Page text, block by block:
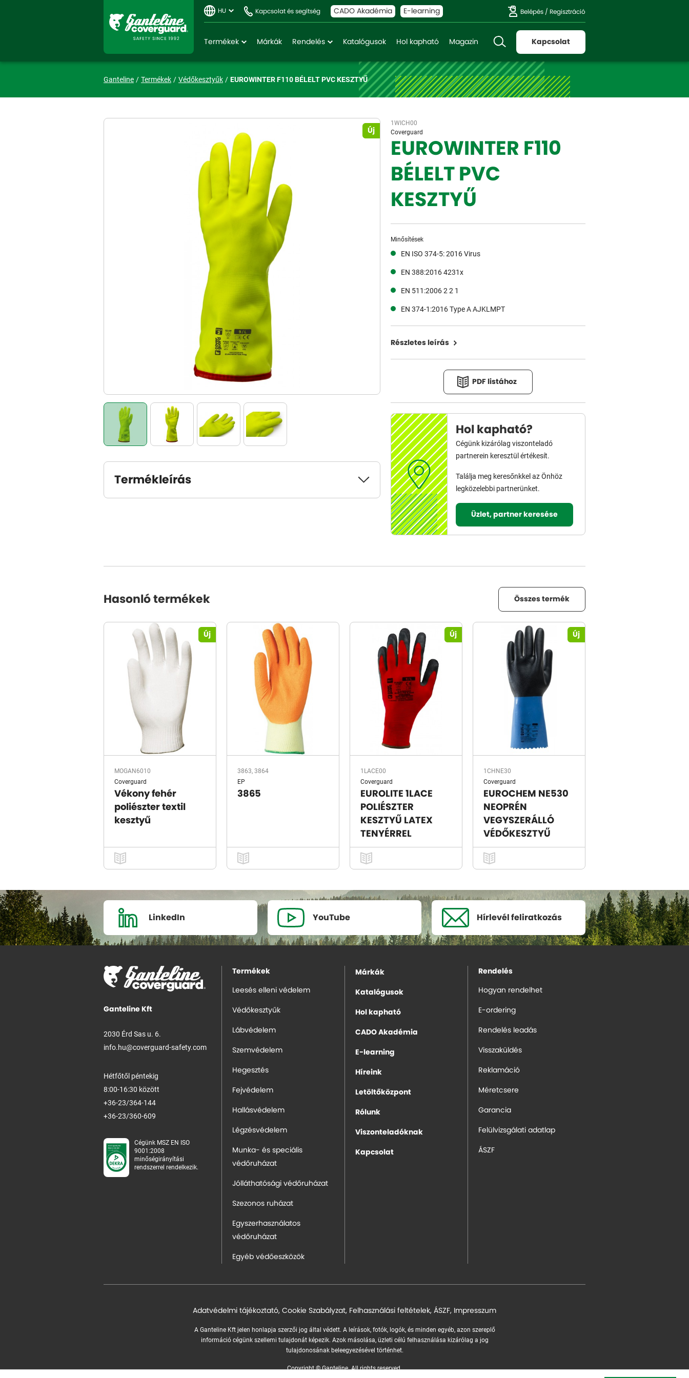
HU Kapcsolat és segítség CADO Akadémia E-learning Belépés / Regisztráció
Termékek Márkák Rendelés Katalógusok Hol kapható Magazin Kapcsolat
Ganteline Termékek Védőkesztyűk EUROWINTER F110 BÉLELT PVC KESZTYŰ
Új
Termékleírás
1WICH00
Coverguard
EUROWINTER F110
BÉLELT PVC
KESZTYŰ
Minősítések
EN ISO 374-5: 2016 Virus
EN 388:2016 4231x
EN 511:2006 2 2 1
EN 374-1:2016 Type A AJKLMPT
Részletes leírás
PDF listához
Hol kapható?
Cégünk kizárólag viszonteladó
partnerein keresztül értékesít.
Találja meg keresőnkkel az Önhöz
legközelebbi partnerünket.
Üzlet, partner keresése
Hasonló termékek Összes termék
Új
MOGAN6010
Coverguard
Vékony fehér
poliészter textil
kesztyű
3863, 3864
EP
3865
Új
1LACE00
Coverguard
EUROLITE 1LACE
POLIÉSZTER
KESZTYŰ LATEX
TENYÉRREL
Új
1CHNE30
Coverguard
EUROCHEM NE530
NEOPRÉN
VEGYSZERÁLLÓ
VÉDŐKESZTYŰ
LinkedIn YouTube Hírlevél feliratkozás
Ganteline Kft
2030 Érd Sas u. 6.
info.hu@coverguard-safety.com
Hétfőtől péntekig
8:00-16:30 között
+36-23/364-144
+36-23/360-609
Cégünk MSZ EN ISO
9001:2008
minőségirányítási
rendszerrel rendelkezik.
Termékek
Leesés elleni védelem
Védőkesztyűk
Lábvédelem
Szemvédelem
Hegesztés
Fejvédelem
Hallásvédelem
Légzésvédelem
Munka- és speciális
védőruházat
Jólláthatósági védőruházat
Szezonos ruházat
Egyszerhasználatos
védőruházat
Egyéb védőeszközök
Márkák
Katalógusok
Hol kapható
CADO Akadémia
E-learning
Híreink
Letöltőközpont
Rólunk
Viszonteladóknak
Kapcsolat
Rendelés
Hogyan rendelhet
E-ordering
Rendelés leadás
Visszaküldés
Reklamáció
Méretcsere
Garancia
Felülvizsgálati adatlap
ÁSZF
Adatvédelmi tájékoztató, Cookie Szabályzat, Felhasználási feltételek, ÁSZF, Impresszum
A Ganteline Kft jelen honlapja szerzői jog által védett. A leírások, fotók, logók, és minden egyéb, azon szereplő
információ cégünk szellemi tulajdonát képezik. Azok másolása, üzleti célú felhasználása kizárólag a jog
tulajdonosának beleegyezésével történhet.
Copyright © Ganteline. All rights reserved.